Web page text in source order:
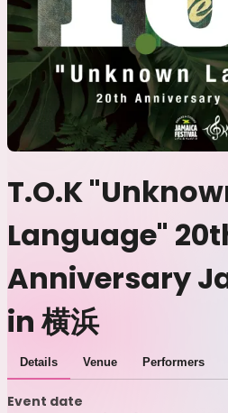
T.O.K
Language"
Anniversary
in 横浜
Details Venue Performers
Event date